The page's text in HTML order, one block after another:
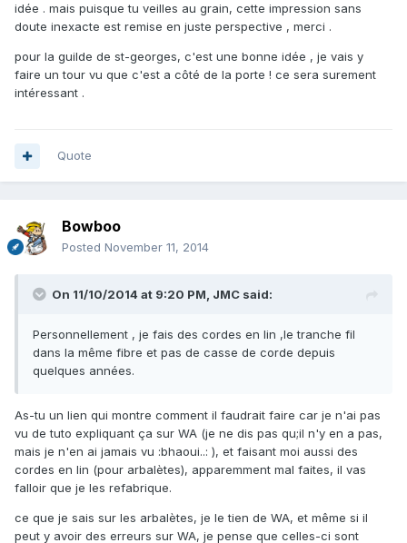
idée . mais puisque tu veilles au grain, cette impression sans
doute inexacte est remise en juste perspective , merci .
pour la guilde de st-georges, c'est une bonne idée , je vais y
faire un tour vu que c'est a côté de la porte ! ce sera surement
intéressant .
Quote
Bowboo
Posted November 11, 2014
On 11/10/2014 at 9:20 PM, JMC said:
Personnellement , je fais des cordes en lin ,le tranche fil
dans la même fibre et pas de casse de corde depuis
quelques années.
As-tu un lien qui montre comment il faudrait faire car je n'ai pas
vu de tuto expliquant ça sur WA (je ne dis pas qu;il n'y en a pas,
mais je n'en ai jamais vu :bhaoui..: ), et faisant moi aussi des
cordes en lin (pour arbalètes), apparemment mal faites, il vas
falloir que je les refabrique.
ce que je sais sur les arbalètes, je le tien de WA, et même si il
peut y avoir des erreurs sur WA, je pense que celles-ci sont